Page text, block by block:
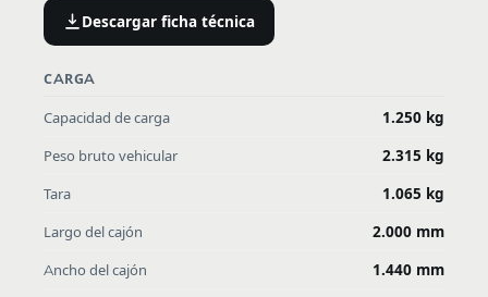
Descargar ficha técnica
CARGA
Capacidad de carga 1.250 kg
Peso bruto vehicular 2.315 kg
Tara 1.065 kg
Largo del cajón 2.000 mm
Ancho del cajón 1.440 mm